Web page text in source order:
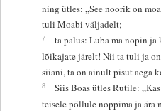
ning ütles: „See noorik on
tuli Moabi väljadelt;
7
ta palus: Luba ma nopin ja
lõikajate järelt! Nii ta tuli ja
siiani, ta on ainult pisut aega
8
Siis Boas ütles Rutile:
teisele põllule noppima ja ära